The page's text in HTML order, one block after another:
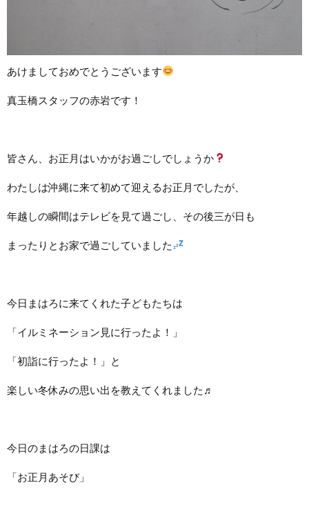
あけましておめでとうございます
真玉橋スタッフの赤岩です！
皆さん、お正月はいかがお過ごしでしょうか
わたしは沖縄に来て初めて迎えるお正月でしたが、
年越しの瞬間はテレビを見て過ごし、その後三が日も
まったりとお家で過ごしていました
今日まはろに来てくれた子どもたちは
「イルミネーション見に行ったよ！」
「初詣に行ったよ！」と
楽しい冬休みの思い出を教えてくれました♬
今日のまはろの日課は
「お正月あそび」